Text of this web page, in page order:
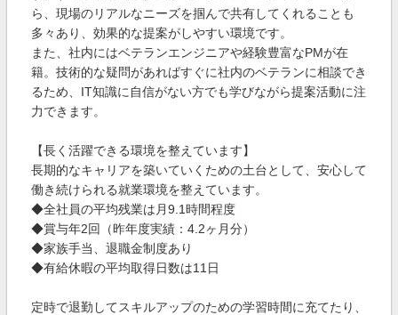
ら、現場のリアルなニーズを掴んで共有してくれることも
多々あり、効果的な提案がしやすい環境です。
また、社内にはベテランエンジニアや経験豊富なPMが在
籍。技術的な疑問があればすぐに社内のベテランに相談でき
るため、IT知識に自信がない方でも学びながら提案活動に注
力できます。
【長く活躍できる環境を整えています】
長期的なキャリアを築いていくための土台として、安心して
働き続けられる就業環境を整えています。
◆全社員の平均残業は月9.1時間程度
◆賞与年2回（昨年度実績：4.2ヶ月分）
◆家族手当、退職金制度あり
◆有給休暇の平均取得日数は11日
定時で退勤してスキルアップのための学習時間に充てたり、